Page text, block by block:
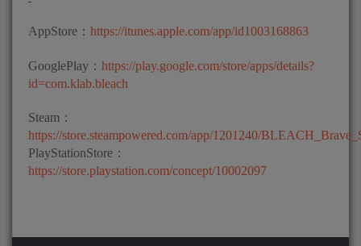
AppStore： https://itunes.apple.com/app/id1003168863
GooglePlay： https://play.google.com/store/apps/details?
id=com.klab.bleach
Steam：
https://store.steampowered.com/app/1201240/
PlayStationStore：
https://store.playstation.com/concept/10002097